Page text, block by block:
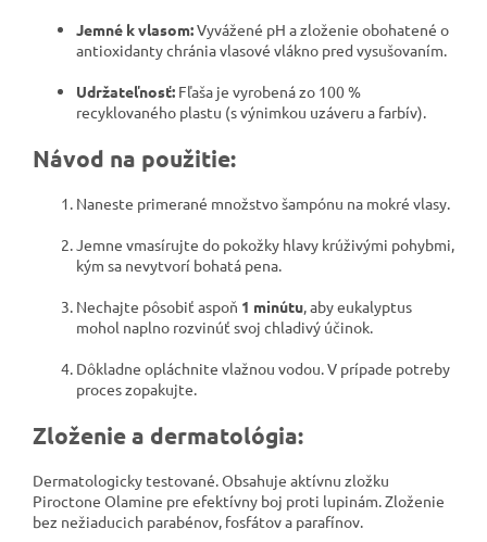
Jemné k vlasom:Vyvážené pH a zloženie obohatené o
antioxidanty chránia vlasové vlákno pred vysušovaním.
Udržateľnosť: Fľaša je vyrobená zo 100 %
recyklovaného plastu (s výnimkou uzáveru a farbív).
Návod na použitie:
Naneste primerané množstvo šampónu na mokré vlasy.
Jemne vmasírujte do pokožky hlavy krúživými pohybmi,
kým sa nevytvorí bohatá pena.
Nechajte pôsobiť aspoň 1 minútu, aby eukalyptus
mohol naplno rozvinúť svoj chladivý účinok.
Dôkladne opláchnite vlažnou vodou. V prípade potreby
proces zopakujte.
Zloženie a dermatológia:
Dermatologicky testované. Obsahuje aktívnu zložku
Piroctone Olamine pre efektívny boj proti lupinám. Zloženie
bez nežiaducich parabénov, fosfátov a parafínov.